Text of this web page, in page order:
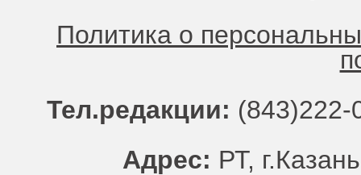
Политика о
Тел.редакции:
Адрес: РТ,